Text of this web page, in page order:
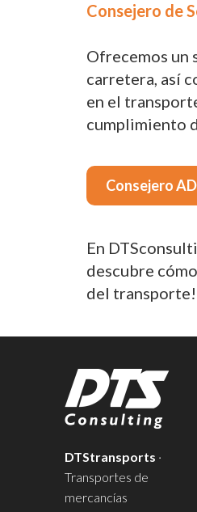
Consejero de
Ofrecemos un
carretera, así
en el
cumplimiento
Consejero
En
descubre
del transporte!
DTStransports ·
Transportes de
mercancías